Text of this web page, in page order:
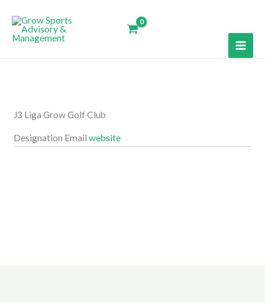
contenido
J3 Liga Grow Golf Club
Designation Emailwebsite